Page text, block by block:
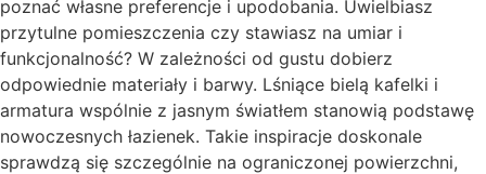
poznać własne preferencje i upodobania. Uwielbiasz
przytulne pomieszczenia czy stawiasz na umiar i
funkcjonalność? W zależności od gustu dobierz
odpowiednie materiały i barwy. Lśniące bielą kafelki i
armatura wspólnie z jasnym światłem stanowią podstawę
nowoczesnych łazienek. Takie inspiracje doskonale
sprawdzą się szczególnie na ograniczonej powierzchni,